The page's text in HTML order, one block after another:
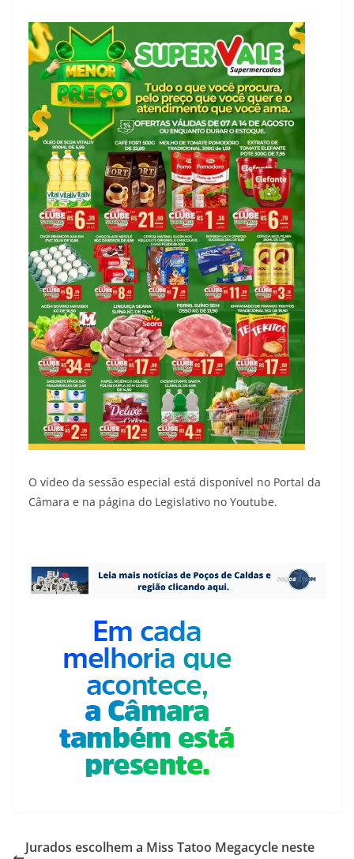
O vídeo da sessão especial está disponível no Portal da
Câmara e na página do Legislativo no Youtube.
Jurados escolhem a Miss Tatoo Megacycle neste